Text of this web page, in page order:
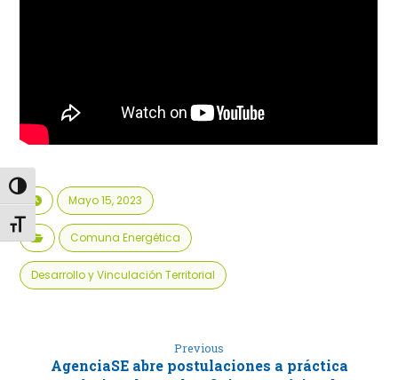
Alternar alto contraste
Alternar tamaño de letra
Mayo 15, 2023
Comuna Energética
Desarrollo y Vinculación Territorial
Previous
AgenciaSE abre postulaciones a práctica